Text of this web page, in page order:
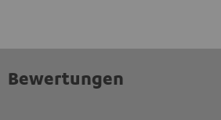
Bewertungen